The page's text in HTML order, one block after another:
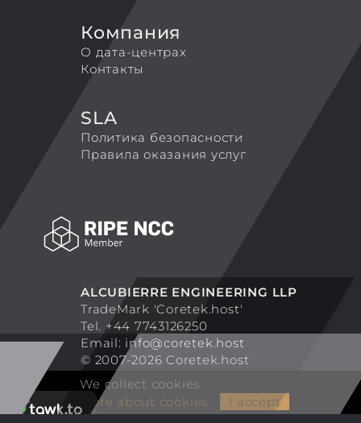
ALCUBIERRE ENGINEERING LLP
TradeMark 'Coretek.host'
Tel. +44 7743126250
Email: info@coretek.host
© 2007-2026 Coretek.host
Компания
О дата-центрах
Контакты
SLA
Политика безопасности
Правила оказания услуг
We collect cookies
More about cookies
I accept